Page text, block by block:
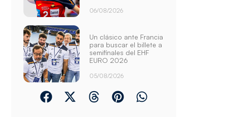
06/08/2026
Un clásico ante Francia
para buscar el billete a
semifinales del EHF
EURO 2026
05/08/2026